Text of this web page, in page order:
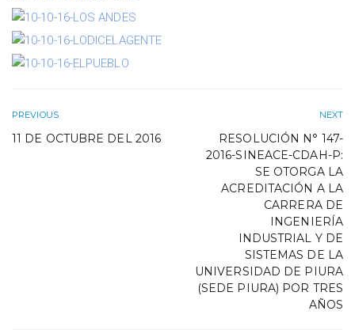
PREVIOUS
11 DE OCTUBRE DEL 2016
NEXT
RESOLUCIÓN N° 147-
2016-SINEACE-CDAH-P:
SE OTORGA LA
ACREDITACIÓN A LA
CARRERA DE
INGENIERÍA
INDUSTRIAL Y DE
SISTEMAS DE LA
UNIVERSIDAD DE PIURA
(SEDE PIURA) POR TRES
AÑOS